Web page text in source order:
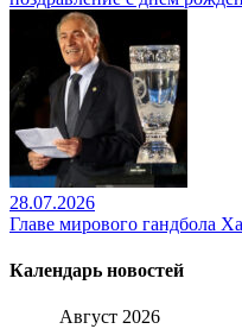
28.07.2026
Главе мирового гандбола
Календарь новостей
Август 2026